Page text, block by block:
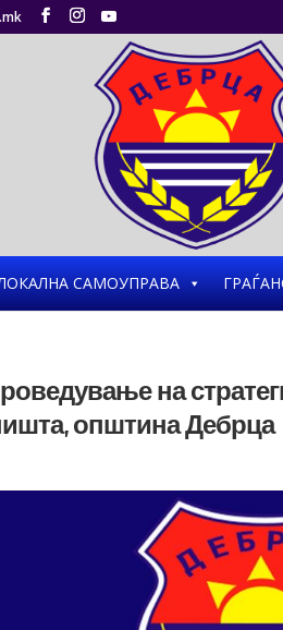
САМОУПРАВА
на
општина Дебрца